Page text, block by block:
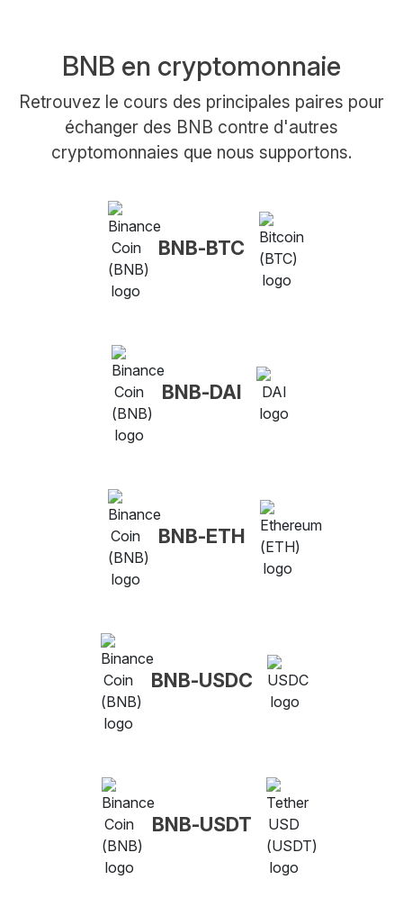
BNB en cryptomonnaie
Retrouvez le cours des principales paires pour
échanger des BNB contre d'autres
cryptomonnaies que nous supportons.
BNB-BTC
BNB-DAI
BNB-ETH
BNB-USDC
BNB-USDT